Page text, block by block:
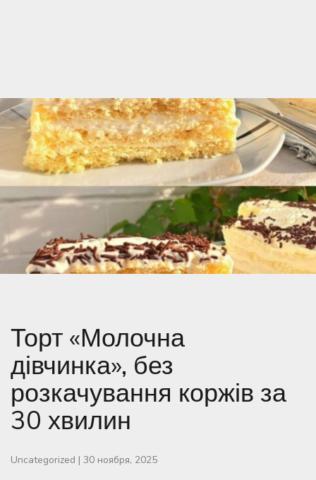
Торт «Молочна
дівчинка», без
розкачування коржів за
30 хвилин
Uncategorized | 30 ноября, 2025